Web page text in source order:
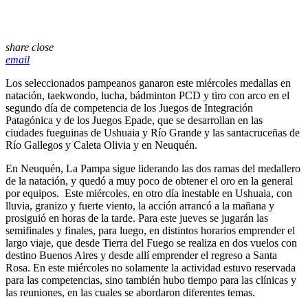
share close
email
Los seleccionados pampeanos ganaron este miércoles medallas en
natación, taekwondo, lucha, bádminton PCD y tiro con arco en el
segundo día de competencia de los Juegos de Integración
Patagónica y de los Juegos Epade, que se desarrollan en las
ciudades fueguinas de Ushuaia y Río Grande y las santacruceñas de
Río Gallegos y Caleta Olivia y en Neuquén.
En Neuquén, La Pampa sigue liderando las dos ramas del medallero
de la natación, y quedó a muy poco de obtener el oro en la general
por equipos. Este miércoles, en otro día inestable en Ushuaia, con
lluvia, granizo y fuerte viento, la acción arrancó a la mañana y
prosiguió en horas de la tarde. Para este jueves se jugarán las
semifinales y finales, para luego, en distintos horarios emprender el
largo viaje, que desde Tierra del Fuego se realiza en dos vuelos con
destino Buenos Aires y desde allí emprender el regreso a Santa
Rosa. En este miércoles no solamente la actividad estuvo reservada
para las competencias, sino también hubo tiempo para las clínicas y
las reuniones, en las cuales se abordaron diferentes temas.